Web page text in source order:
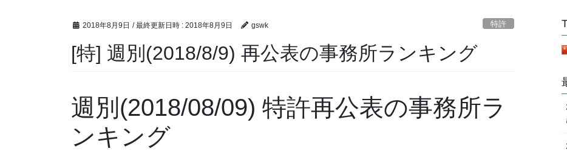
2018年8月9日 / 最終更新日時 : 2018年8月9日 gswk 特許
[特] 週別(2018/8/9) 再公表の事務所ランキング
週別(2018/08/09) 特許再公表の事務所ラ
ンキング